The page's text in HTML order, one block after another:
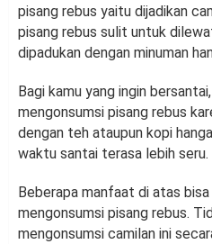
pisang rebus yaitu dijadikan
pisang rebus sulit untuk
dipadukan dengan minuman
Bagi kamu yang ingin
mengonsumsi pisang rebus
dengan teh ataupun kopi
waktu santai terasa lebih seru.
Beberapa manfaat di atas
mengonsumsi pisang rebus.
mengonsumsi camilan ini